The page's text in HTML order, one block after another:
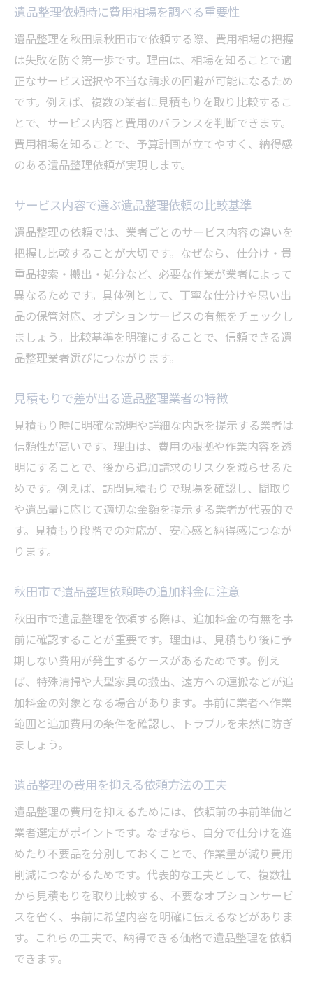
遺品整理依頼時に費用相場を調べる重要性
遺品整理を秋田県秋田市で依頼する際、費用相場の把握
は失敗を防ぐ第一歩です。理由は、相場を知ることで適
正なサービス選択や不当な請求の回避が可能になるため
です。例えば、複数の業者に見積もりを取り比較するこ
とで、サービス内容と費用のバランスを判断できます。
費用相場を知ることで、予算計画が立てやすく、納得感
のある遺品整理依頼が実現します。
サービス内容で選ぶ遺品整理依頼の比較基準
遺品整理の依頼では、業者ごとのサービス内容の違いを
把握し比較することが大切です。なぜなら、仕分け・貴
重品捜索・搬出・処分など、必要な作業が業者によって
異なるためです。具体例として、丁寧な仕分けや思い出
品の保管対応、オプションサービスの有無をチェックし
ましょう。比較基準を明確にすることで、信頼できる遺
品整理業者選びにつながります。
見積もりで差が出る遺品整理業者の特徴
見積もり時に明確な説明や詳細な内訳を提示する業者は
信頼性が高いです。理由は、費用の根拠や作業内容を透
明にすることで、後から追加請求のリスクを減らせるた
めです。例えば、訪問見積もりで現場を確認し、間取り
や遺品量に応じて適切な金額を提示する業者が代表的で
す。見積もり段階での対応が、安心感と納得感につなが
ります。
秋田市で遺品整理依頼時の追加料金に注意
秋田市で遺品整理を依頼する際は、追加料金の有無を事
前に確認することが重要です。理由は、見積もり後に予
期しない費用が発生するケースがあるためです。例え
ば、特殊清掃や大型家具の搬出、遠方への運搬などが追
加料金の対象となる場合があります。事前に業者へ作業
範囲と追加費用の条件を確認し、トラブルを未然に防ぎ
ましょう。
遺品整理の費用を抑える依頼方法の工夫
遺品整理の費用を抑えるためには、依頼前の事前準備と
業者選定がポイントです。なぜなら、自分で仕分けを進
めたり不要品を分別しておくことで、作業量が減り費用
削減につながるためです。代表的な工夫として、複数社
から見積もりを取り比較する、不要なオプションサービ
スを省く、事前に希望内容を明確に伝えるなどがありま
す。これらの工夫で、納得できる価格で遺品整理を依頼
できます。